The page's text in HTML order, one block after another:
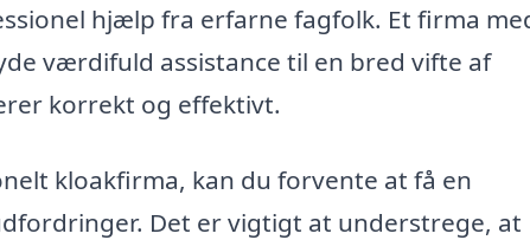
hjælp fra erfarne fagfolk. Et firma
værdifuld assistance til en bred vifte af
korrekt og effektivt.
kloakfirma, kan du forvente at få en
Det er vigtigt at understrege, at